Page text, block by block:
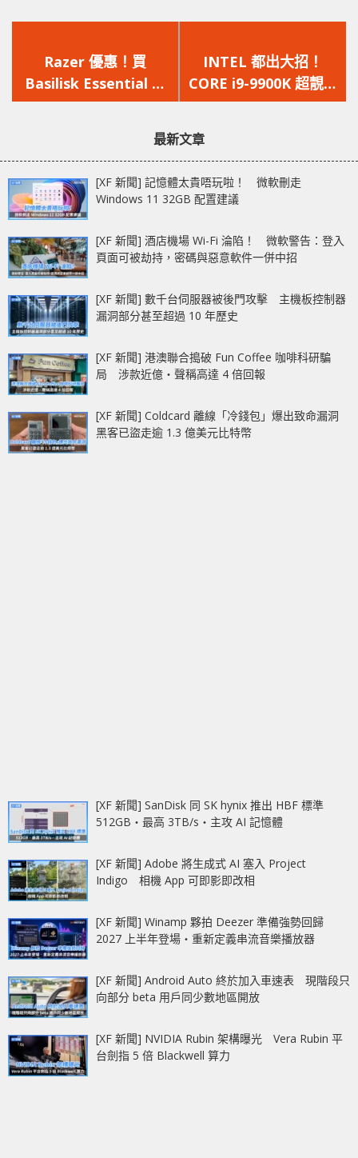
一
篇
文
Razer 優惠！買
Basilisk Essential 即
送 Galiathus Control
一
篇
文
INTEL 都出大招！
CORE i9-9900K 超靚多
邊形包裝曝光
最新文章
[XF 新聞] 記憶體太貴唔玩啦！ 微軟刪走
Windows 11 32GB 配置建議
[XF 新聞] 酒店機場 Wi-Fi 淪陷！ 微軟警告：登入
頁面可被劫持，密碼與惡意軟件一併中招
[XF 新聞] 數千台伺服器被後門攻擊 主機板控制器
漏洞部分甚至超過 10 年歷史
[XF 新聞] 港澳聯合搗破 Fun Coffee 咖啡科研騙
局 涉款近億‧聲稱高達 4 倍回報
[XF 新聞] Coldcard 離線「冷錢包」爆出致命漏洞
黑客已盜走逾 1.3 億美元比特幣
[XF 新聞] SanDisk 同 SK hynix 推出 HBF 標準
512GB‧最高 3TB/s‧主攻 AI 記憶體
[XF 新聞] Adobe 將生成式 AI 塞入 Project
Indigo 相機 App 可即影即改相
[XF 新聞] Winamp 夥拍 Deezer 準備強勢回歸
2027 上半年登場‧重新定義串流音樂播放器
[XF 新聞] Android Auto 終於加入車速表 現階段只
向部分 beta 用戶同少數地區開放
[XF 新聞] NVIDIA Rubin 架構曝光 Vera Rubin 平
台劍指 5 倍 Blackwell 算力